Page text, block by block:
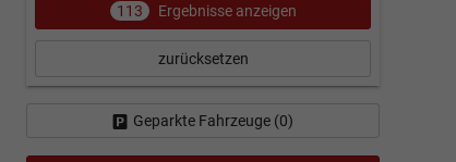
113 Ergebnisse anzeigen
zurücksetzen
Geparkte Fahrzeuge (0)